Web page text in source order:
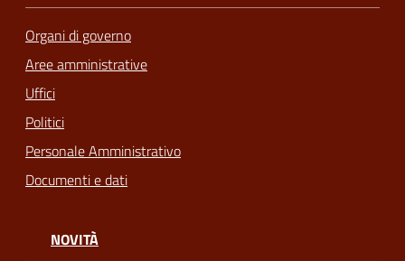
Organi di governo
Aree amministrative
Uffici
Politici
Personale Amministrativo
Documenti e dati
NOVITÀ